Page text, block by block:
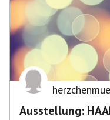
Ausstellung: